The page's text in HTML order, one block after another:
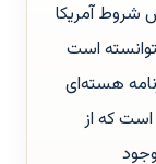
شروط آمریکا
است
هسته‌ای
که از